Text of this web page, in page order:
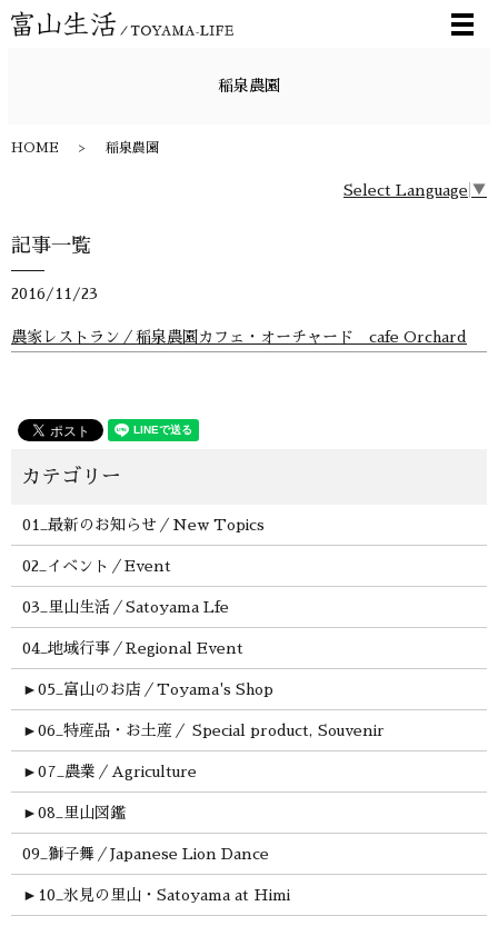
メ
稲泉農園
HOME 稲泉農園
Select Language ▼
記事一覧
2016/11/23
農家レストラン／稲泉農園カフェ・オーチャード cafe Orchard
01_最新のお知らせ／New Topics
02_イベント／Event
03_里山生活／Satoyama Lfe
04_地域行事／Regional Event
► 05_富山のお店／Toyama's Shop
► 06_特産品・お土産／ Special product, Souvenir
► 07_農業／Agriculture
► 08_里山図鑑
09_獅子舞／Japanese Lion Dance
► 10_氷見の里山・Satoyama at Himi